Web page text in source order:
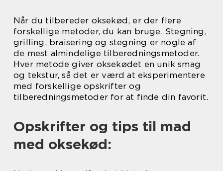
Når du tilbereder oksekød, er der flere
forskellige metoder, du kan bruge. Stegning,
grilling, braisering og stegning er nogle af
de mest almindelige tilberedningsmetoder.
Hver metode giver oksekødet en unik smag
og tekstur, så det er værd at eksperimentere
med forskellige opskrifter og
tilberedningsmetoder for at finde din favorit.
Opskrifter og tips til mad
med oksekød: